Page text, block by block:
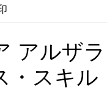
アルザ
・スキル